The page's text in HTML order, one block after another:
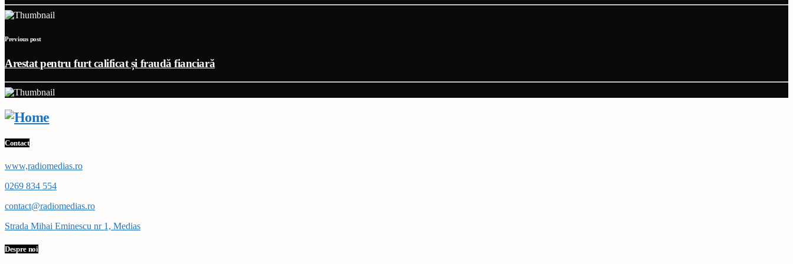
Previous post
Arestat pentru furt calificat și fraudă fianciară
Contact
www,radiomedias.ro
0269 834 554
contact@radiomedias.ro
Strada Mihai Eminescu nr 1, Medias
Despre noi